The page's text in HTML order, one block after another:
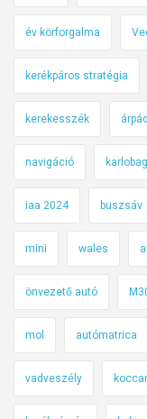
év körforgalma
kerékpáros stratégia
kerekesszék
navigáció karlobag
iaa 2024 buszsáv
mini wales
önvezető autó
mol autómatrica
vadveszély